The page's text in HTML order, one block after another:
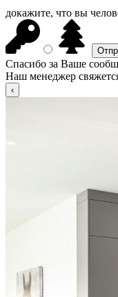
докажите, что вы
Спасибо за Ваше
Наш менеджер